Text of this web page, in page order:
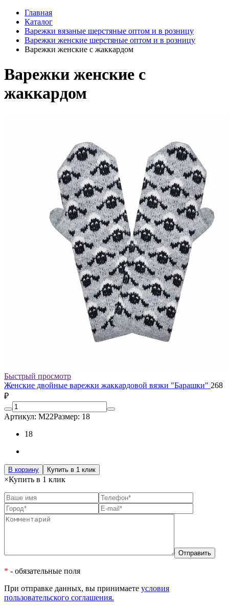
Главная
Каталог
Варежки вязаные шерстяные оптом и в розницу
Варежки женские шерстяные оптом и в розницу
Варежки женские с жаккардом
Варежки женские с
жаккардом
Быстрый просмотр
Женские двойные варежки жаккардовой вязки "Барашки" 268
₽
Артикул: М22Размер: 18
18
В корзину Купить в 1 клик
×Купить в 1 клик
* - обязательные поля
При отправке данных, вы принимаете условия
пользовательского соглашения.